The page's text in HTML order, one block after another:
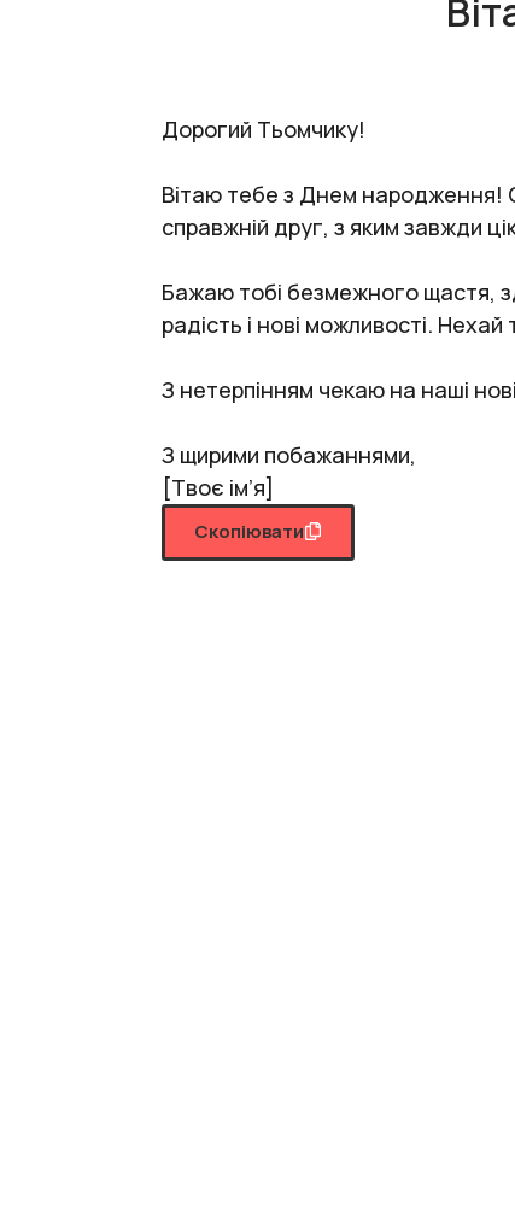
Дорогий Тьомчику!
Вітаю тебе з Днем народження!
справжній друг, з яким завжди
Бажаю тобі безмежного щастя,
радість і нові можливості.
З нетерпінням чекаю на наші
З щирими побажаннями,
[Твоє ім’я]
Скопіювати